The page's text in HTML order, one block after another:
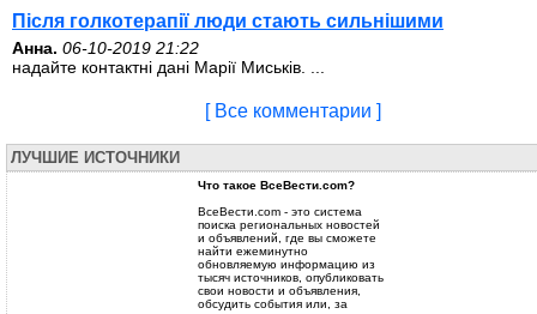
Після голкотерапії люди стають сильнішими
Анна. 06-10-2019 21:22
надайте контактні дані Марії Миськів. ...
[ Все комментарии ]
ЛУЧШИЕ ИСТОЧНИКИ
Что такое ВсеВести.com?
ВсеВести.com - это система
поиска региональных новостей
и объявлений, где вы сможете
найти ежеминутно
обновляемую информацию из
тысяч источников, опубликовать
свои новости и объявления,
обсудить события или, за